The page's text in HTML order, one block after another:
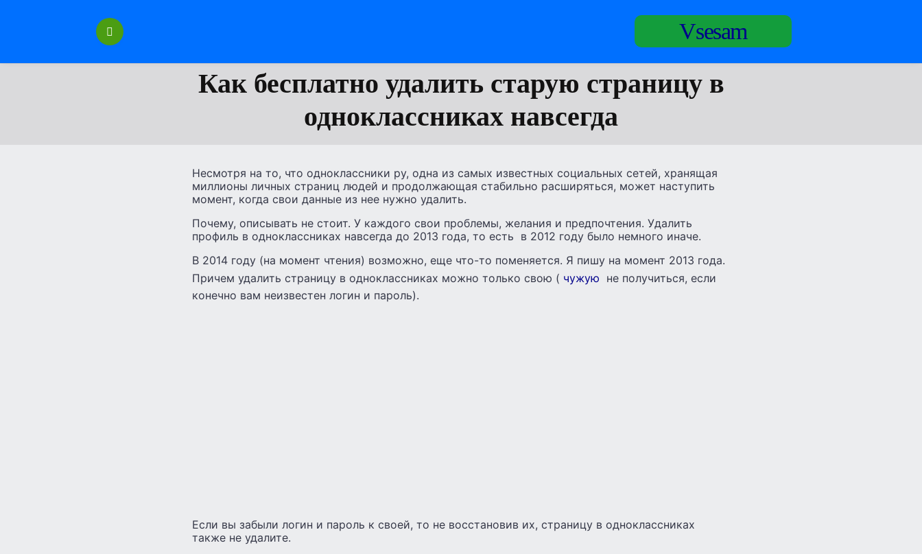
Vsesam
Как бесплатно удалить старую страницу в
одноклассниках навсегда
Несмотря на то, что одноклассники ру, одна из самых известных социальных сетей, хранящая
миллионы личных страниц людей и продолжающая стабильно расширяться, может наступить
момент, когда свои данные из нее нужно удалить.
Почему, описывать не стоит. У каждого свои проблемы, желания и предпочтения. Удалить
профиль в одноклассниках навсегда до 2013 года, то есть в 2012 году было немного иначе.
В 2014 году (на момент чтения) возможно, еще что-то поменяется. Я пишу на момент 2013 года.
Причем удалить страницу в одноклассниках можно только свою ( чужую не получиться, если
конечно вам неизвестен логин и пароль).
Если вы забыли логин и пароль к своей, то не восстановив их, страницу в одноклассниках
также не удалите.